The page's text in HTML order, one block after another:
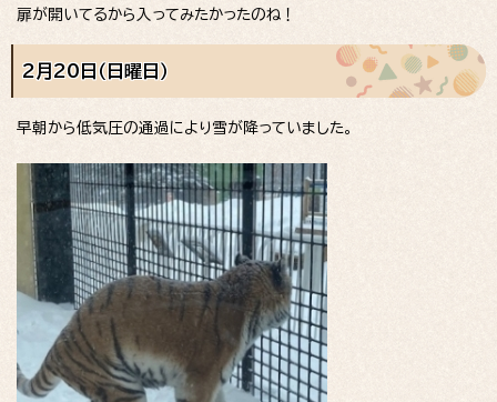
扉が開いてるから入ってみたかったのね！
2月20日（日曜日）
早朝から低気圧の通過により雪が降っていました。